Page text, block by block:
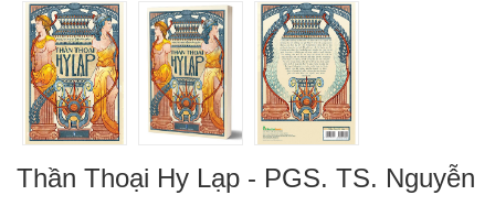
Thần Thoại Hy Lạp - PGS. TS. Nguyễn